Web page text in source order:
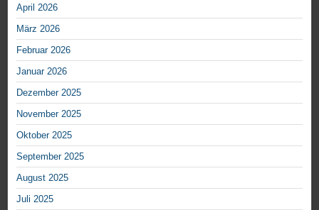
April 2026
März 2026
Februar 2026
Januar 2026
Dezember 2025
November 2025
Oktober 2025
September 2025
August 2025
Juli 2025